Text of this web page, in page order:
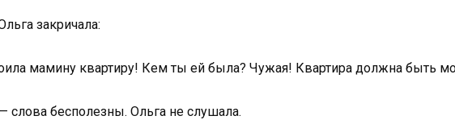
закричала:
мамину квартиру! Кем ты ей была? Чужая! Квартира должна быть
слова бесполезны. Ольга не слушала.